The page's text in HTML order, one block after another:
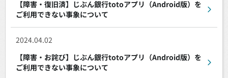
【障害・復旧済】じぶん銀行totoアプリ（Android版）を
ご利用できない事象について
2024.04.02
【障害・お詫び】じぶん銀行totoアプリ（Android版）を
ご利用できない事象について